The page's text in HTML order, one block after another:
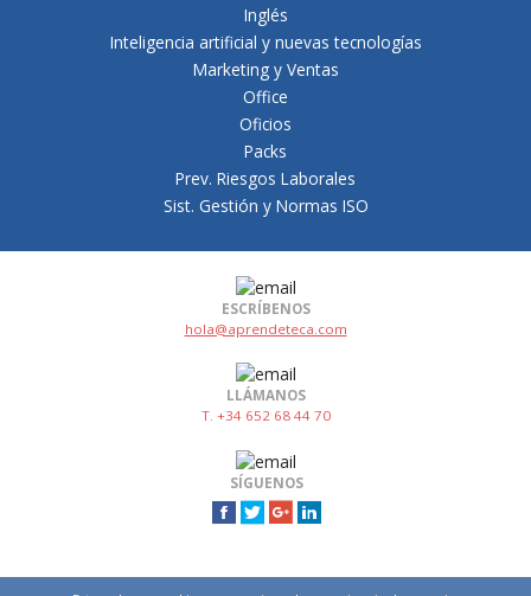
Inglés
Inteligencia artificial y nuevas tecnologías
Marketing y Ventas
Office
Oficios
Packs
Prev. Riesgos Laborales
Sist. Gestión y Normas ISO
ESCRÍBENOS
hola@aprendeteca.com
LLÁMANOS
T. +34 652 68 44 70
SÍGUENOS